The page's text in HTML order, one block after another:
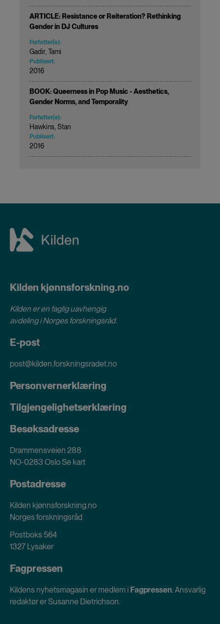
ARTICLE: Resistance or Reiteration? Rethinking
Gender in DJ Cultures
Forfatter(e):
Gadir, Tami
Publisert:
2016
BOOK: Queerness in Pop Music - Aesthetics,
Gender Norms, and Temporality
Forfatter(e):
Hawkins, Stan
Publisert:
2016
Kilden kjønnsforskning.no
Kilden er en faglig uavhengig
avdeling iNorges forskningsråd.
E-post
post@kilden.forskningsradet.no
Personvernerklæring
Tilgjengelighetserklæring
Besøksadresse
Drammensveien 288
NO-0283 OsloSe kart
Postadresse
Kilden kjønnsforskning.no
Norges forskningsråd
Postboks 564
1327 Lysaker
Fagpressen
Kildens nyhetsmagasin er medlem i Fagpressen. Ansvarlig
redaktør er Susanne Dietrichson.